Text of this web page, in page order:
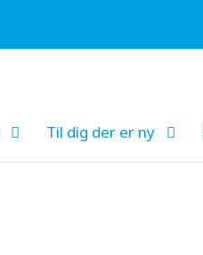
Til dig der er ny